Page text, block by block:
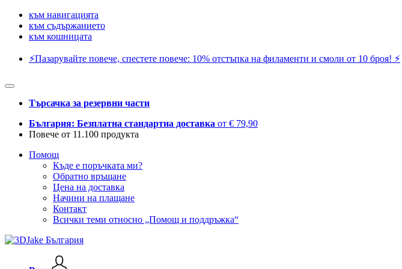
към навигацията
към съдържанието
към кошницата
⚡️Пазарувайте повече, спестете повече: 10% отстъпка на филаменти и смоли от 10 броя! ⚡️
Търсачка за резервни части
България: Безплатна стандартна доставка от € 79,90
Повече от 11.100 продукта
Помощ
Къде е поръчката ми?
Обратно връщане
Цена на доставка
Начини на плащане
Контакт
Всички теми относно „Помощ и поддръжка“